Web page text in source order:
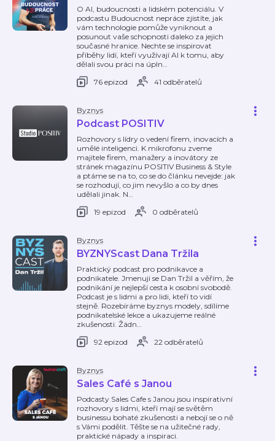
O AI, budoucnosti a lidském potenciálu. V
podcastu Budoucnost nepráce zjistíte, jak
vám technologie pomůže vyniknout a
posunout vaše schopnosti daleko za jejich
současné hranice. Nechte se inspirovat
příběhy lidí, kteří využívají AI k tomu, aby
dělali svou práci na úpln…
76 epizod
41 odběratelů
Byznys
Podcast POSITIV
Rozhovory s lídry o vedení firem, inovacích a
umělé inteligenci. K mikrofonu zveme
majitele firem, manažery a inovátory ze
stránek magazínu POSITIV Business & Style
a ptáme se na to, co se do článku nevejde: jak
se rozhodují, co jim nevyšlo a co by dnes
udělali jinak. N…
19 epizod
0 odběratelů
Byznys
BYZNYScast Dana Tržila
Praktický podcast pro podnikavce a
podnikatele. Jmenuji se Dan Tržil a věřím, že
podnikání je nejlepší cesta k osobní svobodě.
Podcast je s lidmi a pro lidi, kteří to vidí
stejně. Rozebíráme byznys modely, sdílíme
podnikatelské lekce a ukazujeme reálné
zkušenosti. Žádn…
92 epizod
22 odběratelů
Byznys
Sales Café s Janou
Podcasty Sales Cafe s Janou jsou inspirativní
rozhovory s lidmi, kteří mají se světěm
businessu bohaté zkušenosti a nebojí se o ně
s Vámi podělit. Těšte se na užitečné rady,
praktické nápady a inspiraci.